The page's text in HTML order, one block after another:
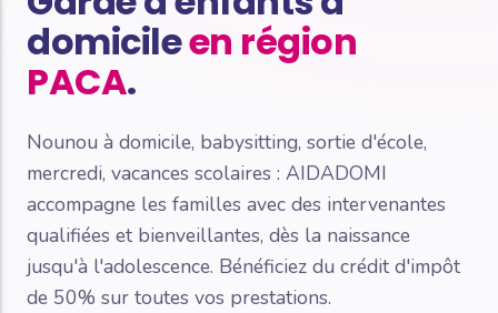
Accompagnement du handicap
Téléassistance
domicileen région
PACA.
Nounou à domicile, babysitting, sortie d'école,
mercredi, vacances scolaires : AIDADOMI
accompagne les familles avec des intervenantes
qualifiées et bienveillantes, dès la naissance
jusqu'à l'adolescence. Bénéficiez du crédit d'impôt
de 50% sur toutes vos prestations.